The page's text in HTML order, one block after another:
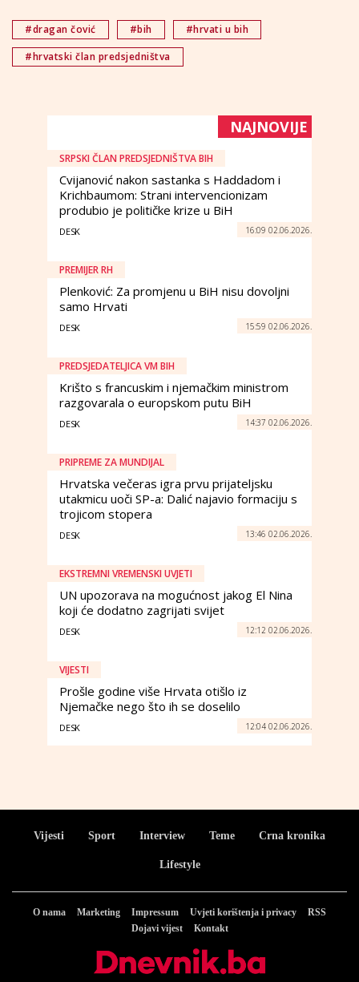
#dragan čović #bih
#hrvati u bih
#hrvatski član predsjedništva
NAJNOVIJE
SRPSKI ČLAN PREDSJEDNIŠTVA BIH
Cvijanović nakon sastanka s Haddadom i
Krichbaumom: Strani intervencionizam
produbio je političke krize u BiH
DESK 16:09 02.06.2026.
PREMIJER RH
Plenković: Za promjenu u BiH nisu dovoljni
samo Hrvati
DESK 15:59 02.06.2026.
PREDSJEDATELJICA VM BIH
Krišto s francuskim i njemačkim ministrom
razgovarala o europskom putu BiH
DESK 14:37 02.06.2026.
PRIPREME ZA MUNDIJAL
Hrvatska večeras igra prvu prijateljsku
utakmicu uoči SP-a: Dalić najavio formaciju s
trojicom stopera
DESK 13:46 02.06.2026.
EKSTREMNI VREMENSKI UVJETI
UN upozorava na mogućnost jakog El Nina
koji će dodatno zagrijati svijet
DESK 12:12 02.06.2026.
VIJESTI
Prošle godine više Hrvata otišlo iz
Njemačke nego što ih se doselilo
DESK 12:04 02.06.2026.
Vijesti Sport Interview Teme Crna kronika
Lifestyle
O nama Marketing Impressum Uvjeti korištenja i privacy
RSS
Dojavi vijest
Kontakt